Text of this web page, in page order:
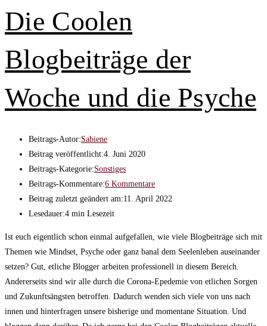
Die Coolen
Blogbeiträge der
Woche und die Psyche
Beitrags-Autor:Sabiene
Beitrag veröffentlicht:4. Juni 2020
Beitrags-Kategorie:Sonstiges
Beitrags-Kommentare:6 Kommentare
Beitrag zuletzt geändert am:11. April 2022
Lesedauer:4 min Lesezeit
Ist euch eigentlich schon einmal aufgefallen, wie viele Blogbeiträge sich mit
Themen wie Mindset, Psyche oder ganz banal dem Seelenleben auseinander
setzen? Gut, etliche Blogger arbeiten professionell in diesem Bereich.
Andererseits sind wir alle durch die Corona-Epedemie von etlichen Sorgen
und Zukunftsängsten betroffen. Dadurch wenden sich viele von uns nach
innen und hinterfragen unsere bisherige und momentane Situation. Und